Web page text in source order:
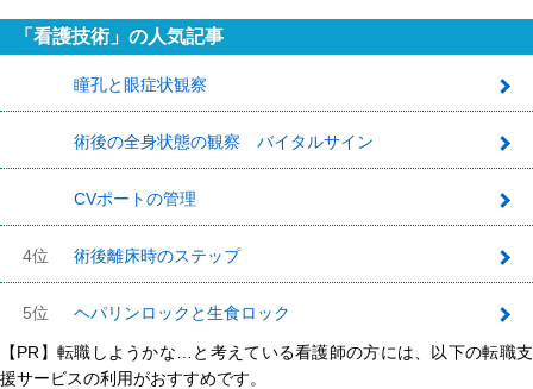
「看護技術」の人気記事
瞳孔と眼症状観察
術後の全身状態の観察 バイタルサイン
CVポートの管理
4位 術後離床時のステップ
5位 ヘパリンロックと生食ロック
【PR】転職しようかな…と考えている看護師の方には、以下の転職支
援サービスの利用がおすすめです。